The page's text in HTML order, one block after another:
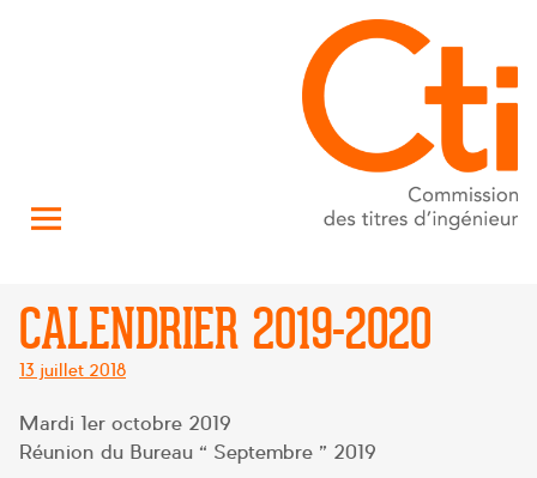
CALENDRIER 2019-2020
Posté
13 juillet 2018
Mardi 1er octobre 2019
Réunion du Bureau « Septembre » 2019